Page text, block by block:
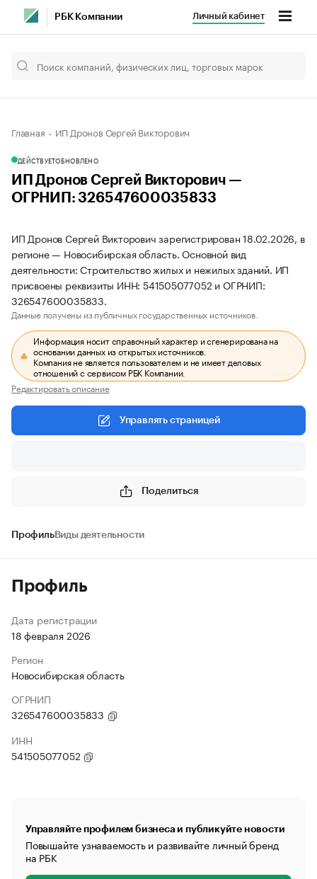
РБК Компании Личный кабинет
Главная ИП Дронов Сергей Викторович
ДЕЙСТВУЕТОБНОВЛЕНО
ИП Дронов Сергей Викторович —
ОГРНИП: 326547600035833
ИП Дронов Сергей Викторович зарегистрирован 18.02.2026, в
регионе — Новосибирская область. Основной вид
деятельности: Строительство жилых и нежилых зданий. ИП
присвоены реквизиты ИНН: 541505077052 и ОГРНИП:
326547600035833.
Данные получены из публичных государственных источников.
Информация носит справочный характер и сгенерирована на
основании данных из открытых источников.
Компания не является пользователем и не имеет деловых
отношений с сервисом РБК Компании.
Редактировать описание
Управлять страницей
Поделиться
ПрофильВиды деятельности
Профиль
Дата регистрации
18 февраля 2026
Регион
Новосибирская область
ОГРНИП
326547600035833
ИНН
541505077052
Управляйте профилем бизнеса и публикуйте новости
Повышайте узнаваемость и развивайте личный бренд
на РБК